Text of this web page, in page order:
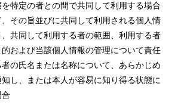
特定の者との間で共同して利用する場合
、その旨並びに共同して利用される個人情
共同して利用する者の範囲、利用する者
および当該個人情報の管理について責任
者の氏名または名称について、あらかじめ
し、または本人が容易に知り得る状態に